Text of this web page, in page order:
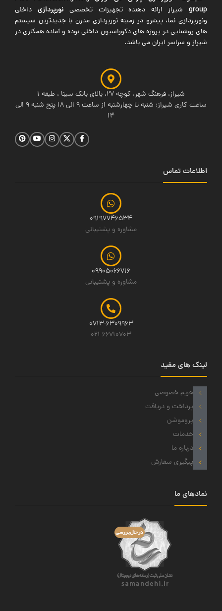
groupشیراز ارائه دهنده تجهیزات تخصصی نورپردازی داخلی
ونورپردازی نما، پیشرو در زمینه نورپردازی مدرن با جدیدترین سیستم
های روشنایی در پروژه های دکوراسیون داخلی بوده و آماده همکاری در
شیراز و سراسر ایران می باشد.
شیراز، فرهنگ شهر، کوچه 27، بالای بانک سینا ، طبقه 1
ساعت کاری شیراز: شنبه تا چهارشنبه از ساعت 9 الی 18 پنج شنبه 9 الی
14
اطلاعات تماس
09197746534
مشاوره و پشتیبانی
09905066716
مشاوره و پشتیبانی
0713-6309963
021-66710703
لینک های مفید
حریم خصوصی
پرداخت و دریافت
پروموشن
خدمات
درباره ما
پیگیری سفارش
نمادهای ما